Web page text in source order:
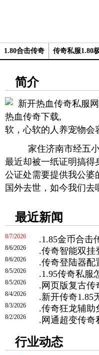
1.80合击传奇 传奇私服1.80
简介
软，心软的人养宠物会
家住济南市经五小
最近却被一纸证明搞得
公证处需要提供我公婆
国外去世，如今我们去
最近新闻
.1.85金币合击
8/7/2026
.传奇智能双挂
8/6/2026
.传奇登陆器配
8/6/2026
.1.95传奇私服
8/5/2026
. 网页版复古传
8/5/2026
.新开传奇1.85
8/4/2026
.传奇狂龙辅助
8/3/2026
. 网通超变传奇
8/2/2026
行业动态